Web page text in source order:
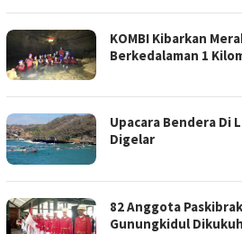
KOMBI Kibarkan
Berkedalaman 1
Upacara Bendera Di
Digelar
82 Anggota
Gunungkidul